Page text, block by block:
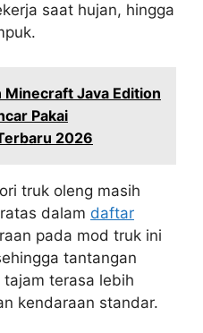
saat hujan, hingga
Minecraft Java Edition
Pakai
2026
truk oleng masih
dalam daftar
pada mod truk ini
tantangan
terasa lebih
kendaraan standar.